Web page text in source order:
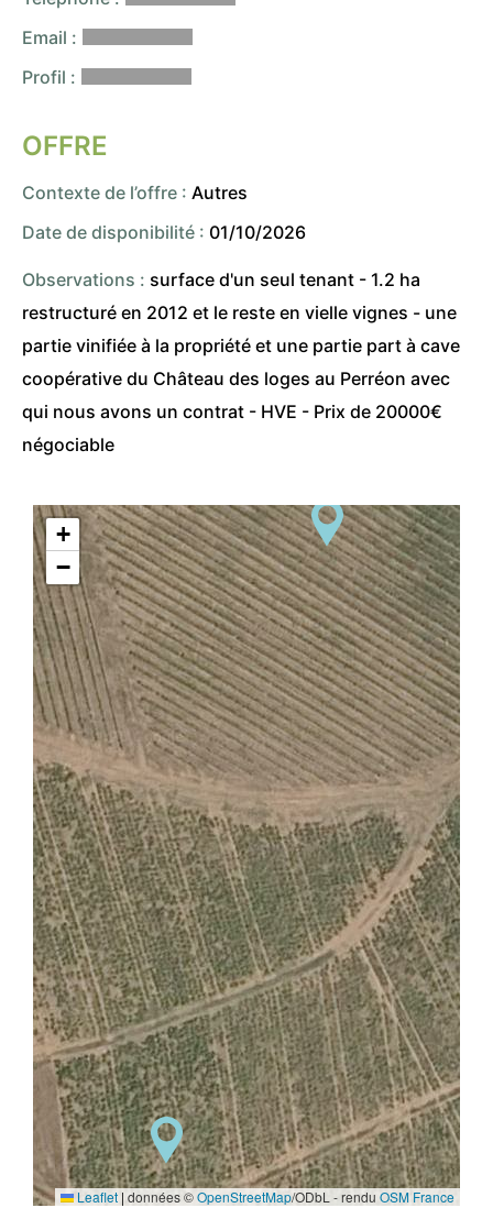
Email :
Profil :
OFFRE
Contexte de l’offre : Autres
Date de disponibilité : 01/10/2026
Observations : surface d'un seul tenant - 1.2 ha
restructuré en 2012 et le reste en vielle vignes - une
partie vinifiée à la propriété et une partie part à cave
coopérative du Château des loges au Perréon avec
qui nous avons un contrat - HVE - Prix de 20000€
négociable
+
−
Leaflet | données ©OpenStreetMap/ODbL - rendu OSM France